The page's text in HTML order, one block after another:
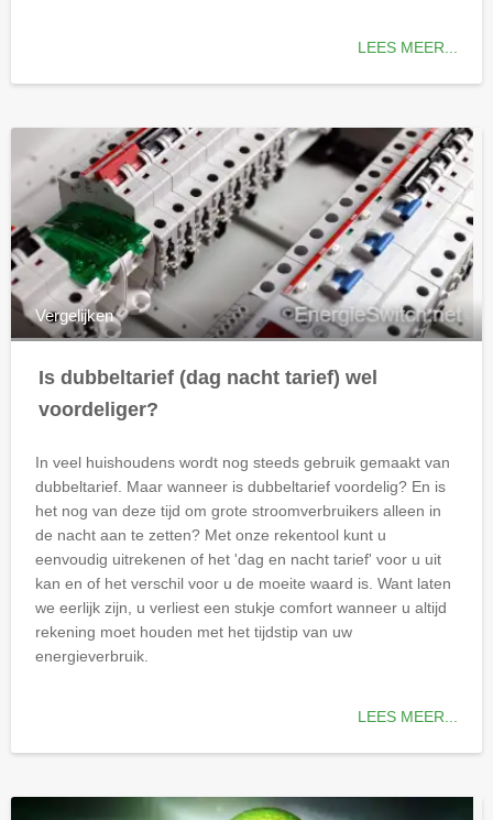
LEES MEER...
Vergelijken
Is dubbeltarief (dag nacht tarief) wel
voordeliger?
In veel huishoudens wordt nog steeds gebruik gemaakt van
dubbeltarief. Maar wanneer is dubbeltarief voordelig? En is
het nog van deze tijd om grote stroomverbruikers alleen in
de nacht aan te zetten? Met onze rekentool kunt u
eenvoudig uitrekenen of het 'dag en nacht tarief' voor u uit
kan en of het verschil voor u de moeite waard is. Want laten
we eerlijk zijn, u verliest een stukje comfort wanneer u altijd
rekening moet houden met het tijdstip van uw
energieverbruik.
LEES MEER...